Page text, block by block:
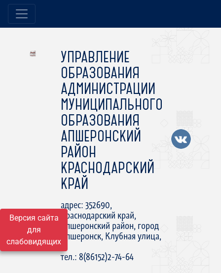
Версия сайта
для
слабовидящих
УПРАВЛЕНИЕ
ОБРАЗОВАНИЯ
АДМИНИСТРАЦИИ
МУНИЦИПАЛЬНОГО
ОБРАЗОВАНИЯ
АПШЕРОНСКИЙ
РАЙОН
КРАСНОДАРСКИЙ
КРАЙ
адрес: 352690,
Краснодарский край,
Апшеронский район, город
Апшеронск, Клубная улица,
15
тел.: 8(86152)2-74-64